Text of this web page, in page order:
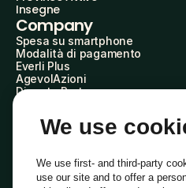
Insegne
Company
Spesa su smartphone
Modalità di pagamento
Everli Plus
AgevolAzioni
Diventa Partner
Everli Shoppers
About Us
Everli News
Domande frequenti
We use
We use first- and third-party
use our site and to offer a